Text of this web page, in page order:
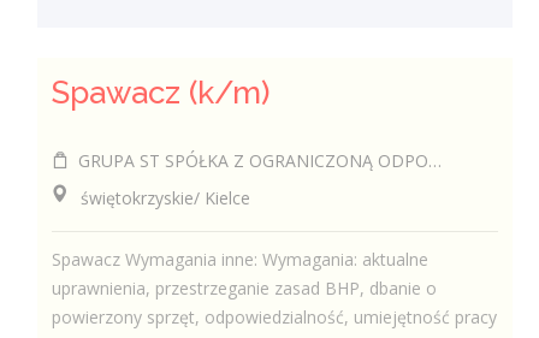
Spawacz (k/m)
GRUPA ST SPÓŁKA Z OGRANICZONĄ ODPOWIEDZIALNOŚCIĄ
świętokrzyskie/ Kielce
Spawacz Wymagania inne: Wymagania: aktualne
uprawnienia, przestrzeganie zasad BHP, dbanie o
powierzony sprzęt, odpowiedzialność, umiejętność pracy